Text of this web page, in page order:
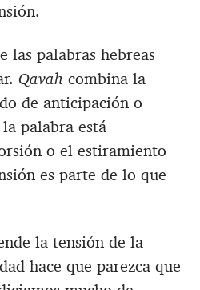
las palabras hebreas
Qavah combina la
de anticipación o
palabra está
o el estiramiento
es parte de lo que
la tensión de la
hace que parezca que